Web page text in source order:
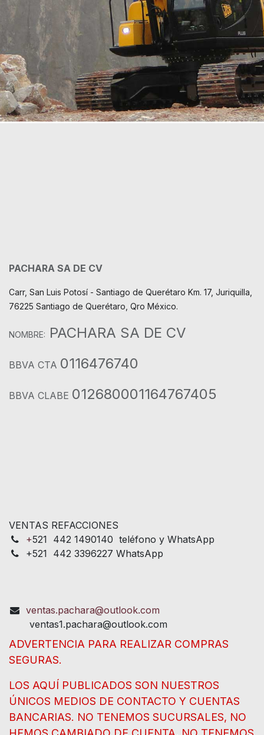
PACHARA SA DE CV
Carr, San Luis Potosí - Santiago de Querétaro Km. 17, Juriquilla,
76225 Santiago de Querétaro, Qro México.
NOMBRE: PACHARA SA DE CV
BBVA CTA 0116476740
BBVA CLABE 012680001164767405
VENTAS REFACCIONES
+521 442 1490140 teléfono y WhatsApp
+521 442 3396227 WhatsApp
ventas.pachara@outlook.com
ventas1.pachara@outlook.com
ADVERTENCIA PARA REALIZAR COMPRAS
SEGURAS.
LOS AQUÍ PUBLICADOS SON NUESTROS
ÚNICOS MEDIOS DE CONTACTO Y CUENTAS
BANCARIAS. NO TENEMOS SUCURSALES, NO